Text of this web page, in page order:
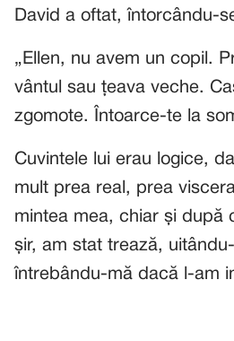
David a oftat, întorcându-
„Ellen, nu avem un copil.
vântul sau țeava veche.
zgomote. Întoarce-te la
Cuvintele lui erau logice,
mult prea real, prea
mintea mea, chiar și după
șir, am stat trează,
întrebându-mă dacă l-am